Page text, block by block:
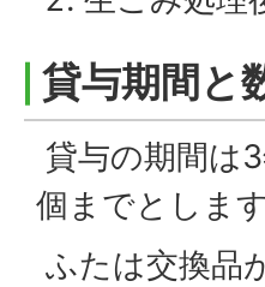
貸与期間と
貸与の期間は
個までとします
ふたは交換品